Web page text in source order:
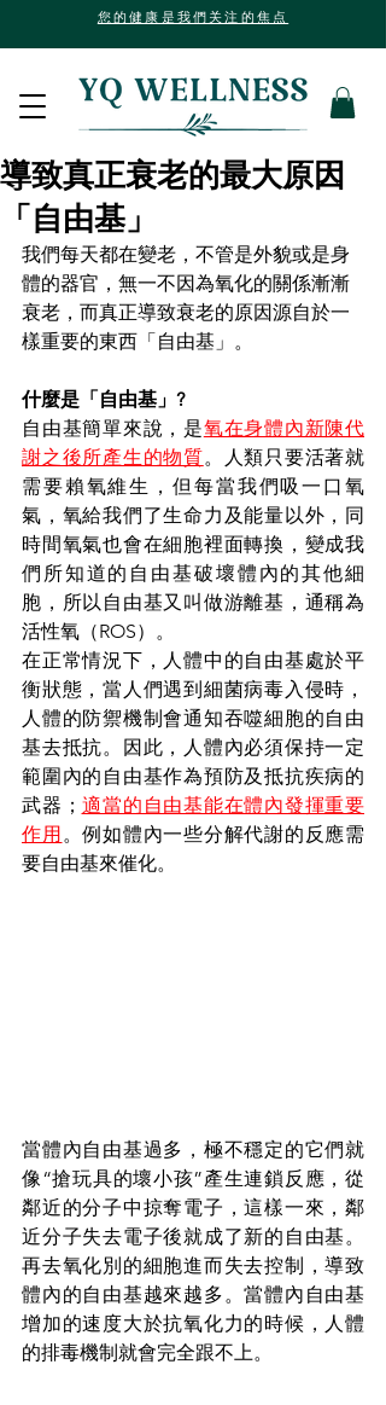
您的健康是我們关注的焦点
導致真正衰老的最大原因
「自由基」
我們每天都在變老，不管是外貌或是身
體的器官，無一不因為氧化的關係漸漸
衰老，而真正導致衰老的原因源自於一
樣重要的東西「自由基」。
什麼是「自由基」?
自由基簡單來說，是氧在身體內新陳代
謝之後所產生的物質。人類只要活著就
需要賴氧維生，但每當我們吸一口氧
氣，氧給我們了生命力及能量以外，同
時間氧氣也會在細胞裡面轉換，變成我
們所知道的自由基破壞體內的其他細
胞，所以自由基又叫做游離基，通稱為
活性氧（ROS）。
在正常情況下，人體中的自由基處於平
衡狀態，當人們遇到細菌病毒入侵時，
人體的防禦機制會通知吞噬細胞的自由
基去抵抗。因此，人體內必須保持一定
範圍內的自由基作為預防及抵抗疾病的
武器； 適當的自由基能在體內發揮重要
作用 。例如體內一些分解代謝的反應需
要自由基來催化。
當體內自由基過多，極不穩定的它們就
像“搶玩具的壞小孩”產生連鎖反應，從
鄰近的分子中掠奪電子，這樣一來，鄰
近分子失去電子後就成了新的自由基。
再去氧化別的細胞進而失去控制，導致
體內的自由基越來越多。當體內自由基
增加的速度大於抗氧化力的時候，人體
的排毒機制就會完全跟不上。